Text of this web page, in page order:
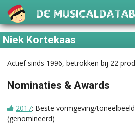
De
Niek Kortekaas
Actief sinds 1996, betrokken bij 22
Nominaties & Awards
2017: Beste vormgeving/
(genomineerd)